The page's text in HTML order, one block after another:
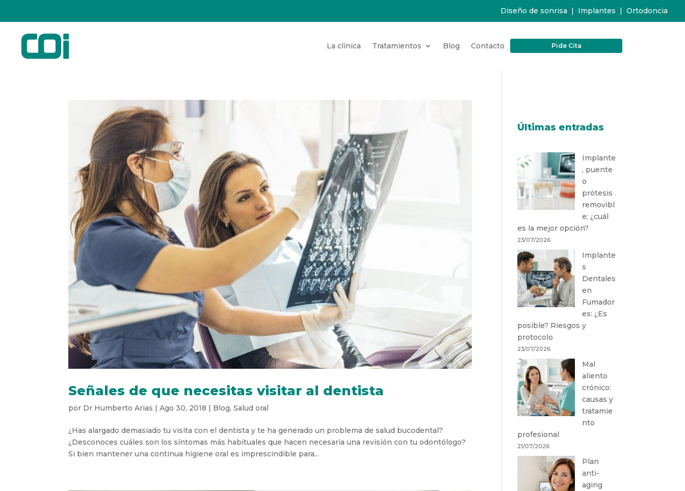
Diseño de sonrisa | Implantes |Ortodoncia
La clínica Tratamientos Blog Contacto Pide Cita
Señales de que necesitas visitar al dentista
por Dr Humberto Arias |Ago 30, 2018 Blog,Salud oral
¿Has alargado demasiado tu visita con el dentista y te ha generado un problema de salud bucodental?
¿Desconoces cuáles son los síntomas más habituales que hacen necesaria una revisión con tu odontólogo?
Si bien mantener una continua higiene oral es imprescindible para...
Últimas entradas
Implante
, puente
o
prótesis
removibl
e: ¿cuál
es la mejor opción?
23/07/2026
Implante
s
Dentales
en
Fumador
es: ¿Es
posible? Riesgos y
protocolo
23/07/2026
Mal
aliento
crónico:
causas y
tratamie
nto
profesional
21/07/2026
Plan
anti-
aging